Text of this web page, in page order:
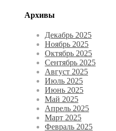
Архивы
Декабрь 2025
Ноябрь 2025
Октябрь 2025
Сентябрь 2025
Август 2025
Июль 2025
Июнь 2025
Май 2025
Апрель 2025
Март 2025
Февраль 2025